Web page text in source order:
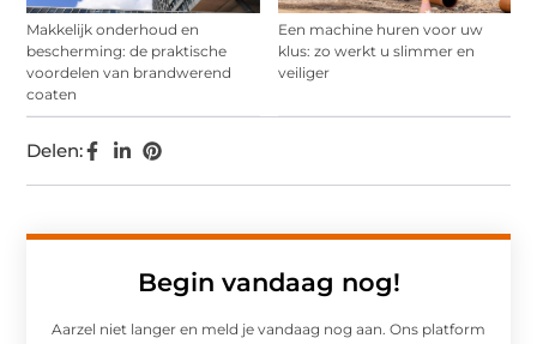
Makkelijk onderhoud en
bescherming: de praktische
voordelen van brandwerend
coaten
Een machine huren voor uw
klus: zo werkt u slimmer en
veiliger
Begin vandaag nog!
Aarzel niet langer en meld je vandaag nog aan. Ons platform
Delen: